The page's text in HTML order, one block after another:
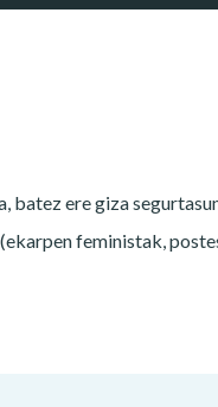
ere giza
feministak,